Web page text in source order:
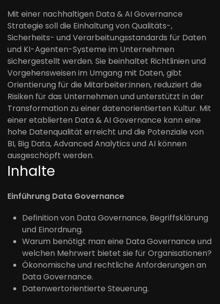
Mit einer nachhaltigen Data & AI Governance
Strategie soll die Einhaltung von Qualitäts-,
Sicherheits- und Verarbeitungsstandards für Daten
und KI-Agenten-Systeme im Unternehmen
sichergestellt werden. Sie beinhaltet Richtlinien und
Vorgehensweisen im Umgang mit Daten, gibt
Orientierung für die Mitarbeiter:innen, reduziert die
Risiken für das Unternehmen und unterstützt in der
Transformation zu einer datenorientierten Kultur. Mit
einer etablierten Data & AI Governance kann eine
hohe Datenqualität erreicht und die Potenziale von
BI, Big Data, Advanced Analytics und AI können
ausgeschöpft werden.
Inhalte
Einführung Data Governance
Definition von Data Governance, Begriffsklärung
und Einordnung.
Warum benötigt man eine Data Governance und
welchen Mehrwert bietet sie für Organisationen?
Ökonomische und rechtliche Anforderungen an
Data Governance.
Datenwertorientierte Steuerung.